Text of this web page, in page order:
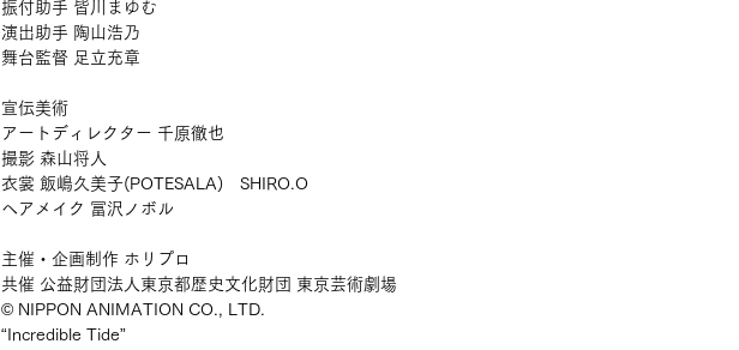
振付助手 皆川まゆむ
演出助手 陶山浩乃
舞台監督 足立充章
宣伝美術
アートディレクター 千原徹也
撮影 森山将人
衣裳 飯嶋久美子(POTESALA)　SHIRO.O
ヘアメイク 冨沢ノボル
主催・企画制作 ホリプロ
共催 公益財団法人東京都歴史文化財団 東京芸術劇場
© NIPPON ANIMATION CO., LTD.
“Incredible Tide”